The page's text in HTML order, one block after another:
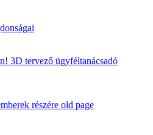
3D tervező ügyféltanácsadó
részére old page